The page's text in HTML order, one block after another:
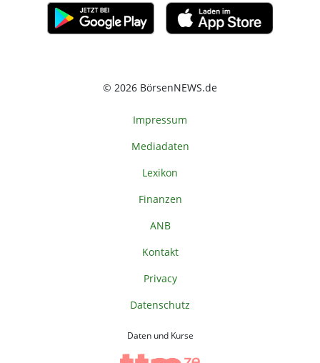
© 2026 BörsenNEWS.de
Impressum
Mediadaten
Lexikon
Finanzen
ANB
Kontakt
Privacy
Datenschutz
Daten und Kurse